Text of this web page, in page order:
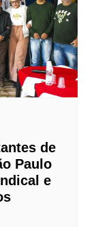
de
Paulo
e